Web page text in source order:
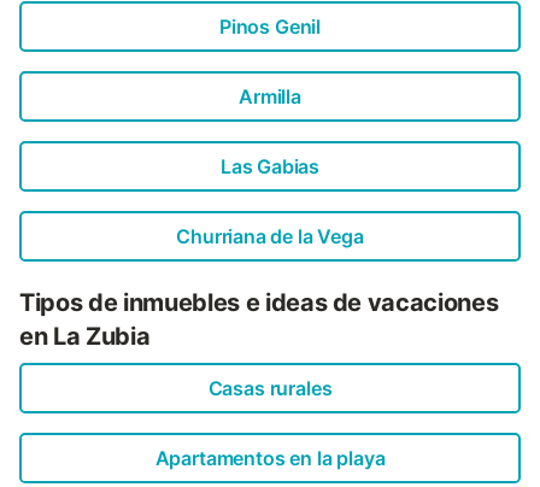
Pinos Genil
Armilla
Las Gabias
Churriana de la Vega
Tipos de inmuebles e ideas de vacaciones
en La Zubia
Casas rurales
Apartamentos en la playa